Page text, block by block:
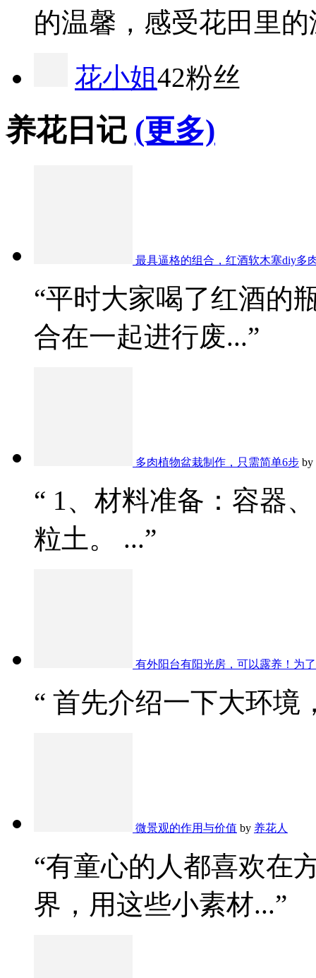
的温馨，感受花田里
花小姐42粉丝
养花日记 (更多)
最具逼格的组合，红酒软木塞diy多
“平时大家喝了红酒的
合在一起进行废...”
多肉植物盆栽制作，只需简单6步 by
“ 1、材料准备：容器
粒土。 ...”
有外阳台有阳光房，可以露养！为
“ 首先介绍一下大环境
微景观的作用与价值 by 养花人
“有童心的人都喜欢在
界，用这些小素材...”